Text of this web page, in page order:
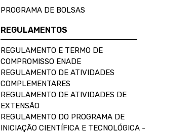
PROGRAMA DE BOLSAS
REGULAMENTOS
REGULAMENTO E TERMO DE
COMPROMISSO ENADE
REGULAMENTO DE ATIVIDADES
COMPLEMENTARES
REGULAMENTO DE ATIVIDADES DE
EXTENSÃO
REGULAMENTO DO PROGRAMA DE
INICIAÇÃO CIENTÍFICA E TECNOLÓGICA -